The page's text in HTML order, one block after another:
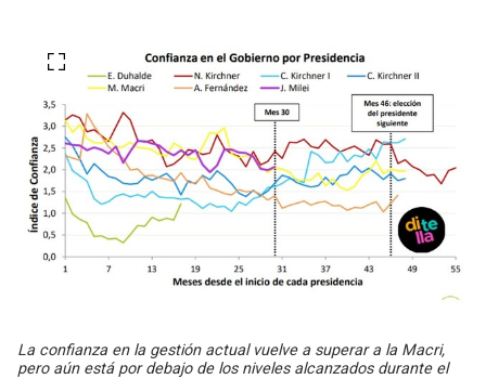
La confianza en la gestión actual vuelve a superar a la Macri,
pero aún está por debajo de los niveles alcanzados durante el